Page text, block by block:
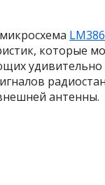
LM386
которые
удивительно
антенны.